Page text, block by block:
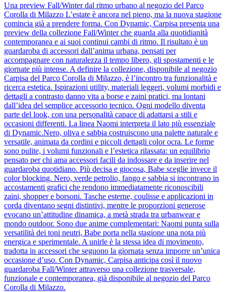
Una preview Fall/Winter dal ritmo urbano al negozio del Parco
Corolla di Milazzo L’estate è ancora nel pieno, ma la nuova stagione
comincia già a prendere forma. Con Dynamic, Carpisa presenta una
preview della collezione Fall/Winter che guarda alla quotidianità
contemporanea e ai suoi continui cambi di ritmo. Il risultato è un
guardaroba di accessori dall’anima urbana, pensati per
accompagnare con naturalezza il tempo libero, gli spostamenti e le
giornate più intense. A definire la collezione, disponibile al negozio
Carpisa del Parco Corolla di Milazzo, è l’incontro tra funzionalità e
ricerca estetica. Ispirazioni utility, materiali leggeri, volumi morbidi e
dettagli a contrasto danno vita a borse e zaini pratici, ma lontani
dall’idea del semplice accessorio tecnico. Ogni modello diventa
parte del look, con una personalità capace di adattarsi a stili e
occasioni differenti. La linea Naomi interpreta il lato più essenziale
di Dynamic.Nero, oliva e sabbia costruiscono una palette naturale e
versatile, animata da cordini e piccoli dettagli color ocra. Le forme
sono pulite, i volumi funzionali e l’estetica rilassata: un equilibrio
pensato per chi ama accessori facili da indossare e da inserire nel
guardaroba quotidiano. Più decisa e giocosa, Babe sceglie invece il
color blocking. Nero, verde petrolio, fango e sabbia si incontrano in
accostamenti grafici che rendono immediatamente riconoscibili
zaini, shopper e borsoni. Tasche esterne, coulisse e applicazioni in
corda diventano segni distintivi, mentre le proporzioni generose
evocano un’attitudine dinamica, a metà strada tra urbanwear e
mondo outdoor. Sono due anime complementari: Naomi punta sulla
versatilità dei toni neutri, Babe porta nella stagione una nota più
energica e sperimentale. A unirle è la stessa idea di movimento,
tradotta in accessori che seguono la giornata senza imporre un’unica
occasione d’uso. Con Dynamic, Carpisa anticipa così il nuovo
guardaroba Fall/Winter attraverso una collezione trasversale,
funzionale e contemporanea, già disponibile al negozio del Parco
Corolla di Milazzo.